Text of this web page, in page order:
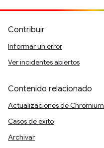
Contribuir
Informar un error
Ver incidentes abiertos
Contenido relacionado
Actualizaciones de Chromium
Casos de éxito
Archivar